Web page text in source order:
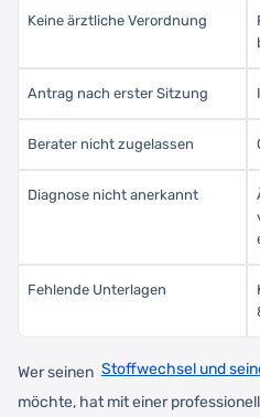
Keine ärztliche Verordnung
Antrag nach erster Sitzung
Berater nicht zugelassen
Diagnose nicht anerkannt
Fehlende Unterlagen
Wer seinen Stoffwechsel und
möchte, hat mit einer